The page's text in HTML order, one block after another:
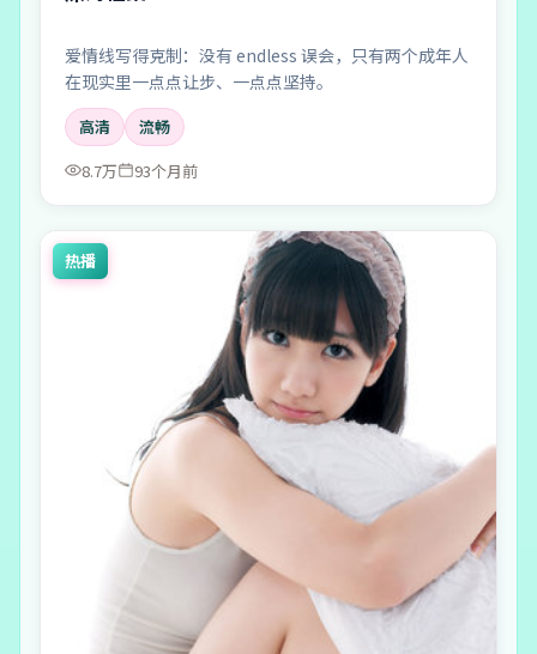
爱情线写得克制：没有 endless 误会，只有两个成年人
在现实里一点点让步、一点点坚持。
高清
流畅
8.7万
93个月前
热播